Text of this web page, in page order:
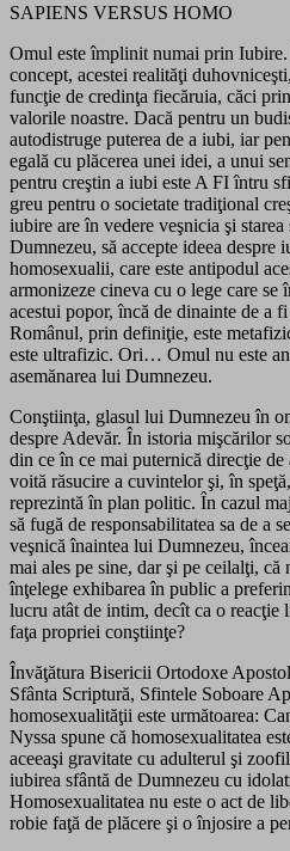
SAPIENS VERSUS HOMO
Omul este împlinit numai prin Iubire.
concept, acestei realităţi
funcţie de credinţa fiecăruia, căci
valorile noastre. Dacă pentru un
autodistruge puterea de a iubi, iar
egală cu plăcerea unei idei, a unui
pentru creştin a iubi este A FI întru
greu pentru o societate tradiţional
iubire are în vedere veşnicia şi
Dumnezeu, să accepte ideea despre
homosexualii, care este antipodul
armonizeze cineva cu o lege care se
acestui popor, încă de dinainte de a
Românul, prin definiţie, este
este ultrafizic. Ori… Omul nu este
asemănarea lui Dumnezeu.
Conştiinţa, glasul lui Dumnezeu în
despre Adevăr. În istoria mişcărilor
din ce în ce mai puternică direcţie de
voită răsucire a cuvintelor şi, în
reprezintă în plan politic. În cazul
să fugă de responsabilitatea sa de a
veşnică înaintea lui Dumnezeu,
mai ales pe sine, dar şi pe ceilalţi, că
înţelege exhibarea în public a
lucru atât de intim, decît ca o reacţie
faţa propriei conştiinţe?
Învăţătura Bisericii Ortodoxe
Sfânta Scriptură, Sfintele Soboare
homosexualităţii este următoarea:
Nyssa spune că homosexualitatea
aceeaşi gravitate cu adulterul şi
iubirea sfântă de Dumnezeu cu
Homosexualitatea nu este o act de
robie faţă de plăcere şi o înjosire a